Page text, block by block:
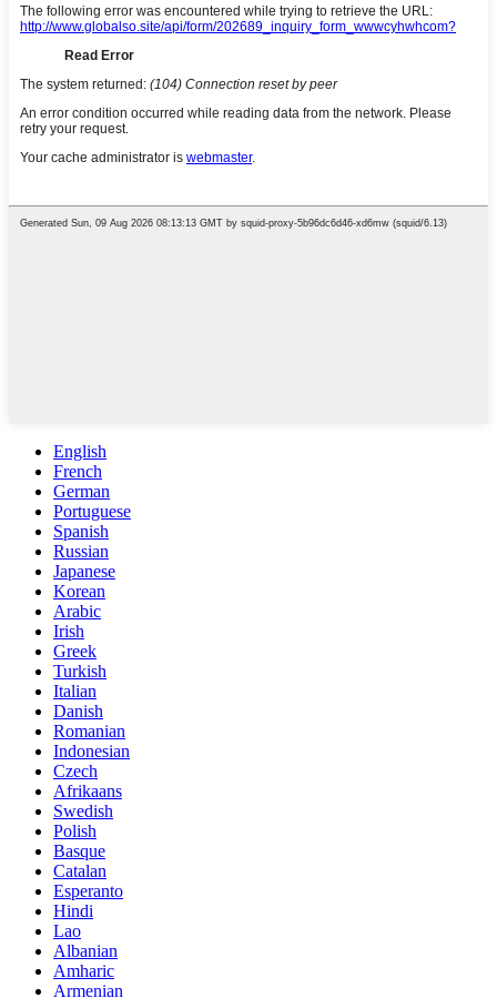
English
French
German
Portuguese
Spanish
Russian
Japanese
Korean
Arabic
Irish
Greek
Turkish
Italian
Danish
Romanian
Indonesian
Czech
Afrikaans
Swedish
Polish
Basque
Catalan
Esperanto
Hindi
Lao
Albanian
Amharic
Armenian